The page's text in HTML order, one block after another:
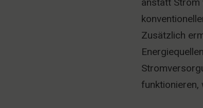
Zusätzlich
funktionieren,